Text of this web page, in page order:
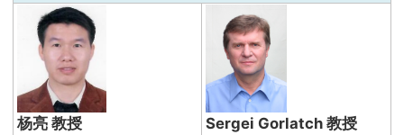
杨亮 教授
Sergei Gorlatch 教授